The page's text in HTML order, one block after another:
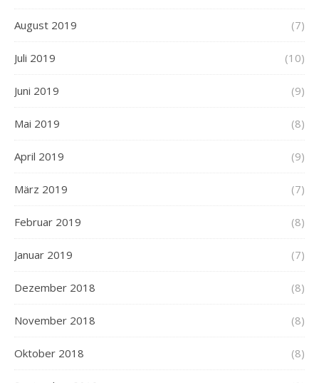
August 2019 (7)
Juli 2019 (10)
Juni 2019 (9)
Mai 2019 (8)
April 2019 (9)
März 2019 (7)
Februar 2019 (8)
Januar 2019 (7)
Dezember 2018 (8)
November 2018 (8)
Oktober 2018 (8)